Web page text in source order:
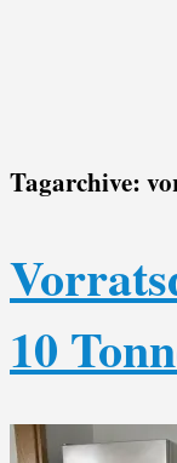
Tagarchive:
10